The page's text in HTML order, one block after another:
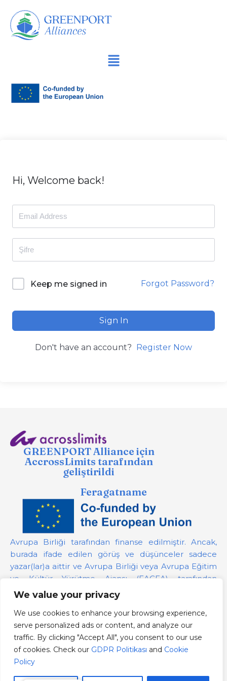
We value your privacy
We use cookies to enhance your browsing experience,
serve personalized ads or content, and analyze our
traffic. By clicking "Accept All", you consent to our use
of cookies. Check our GDPR Politikası and Cookie
Policy
İçeriğe
geç
Hi, Welcome back!
Keep me signed in Forgot Password?
Sign In
Don't have an account? Register Now
GREENPORT Alliance için
AccrossLimits tarafından
geliştirildi
Feragatname
Avrupa Birliği tarafından finanse edilmiştir. Ancak,
burada ifade edilen görüş ve düşünceler sadece
yazar(lar)a aittir ve Avrupa Birliği veya Avrupa Eğitim
ve Kültür Yürütme Ajansı (EACEA) tarafından
desteklenmeyebilir. Avrupa Birliği veya bağış
sağlayan yetkili bu görüşlerden sorumlu tutulamaz.
Proje Numarası: 101139879
GDPR Politikası
Cookie Policy